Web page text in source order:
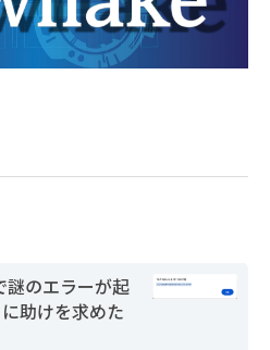
のエラーが起
助けを求めた